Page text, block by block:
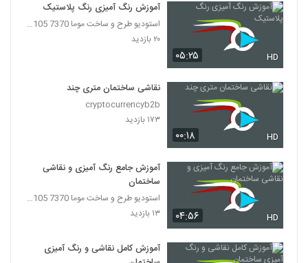
۰۵:۲۵ HD
آموزش رنگ آمیزی رنگ پلاستیک
استودیو طرح و ساخت موما 7370 7105-021
۲۰ بازدید
۰۰:۱۸ HD
نقاشی ساختمان متری چند
cryptocurrencyb2b
۱۷۳ بازدید
۰۴:۵۶ HD
آموزش جامع رنگ آمیزی و نقاشی
ساختمان
استودیو طرح و ساخت موما 7370 7105-021
۱۳ بازدید
آموزش کامل نقاشی و رنگ آمیزی